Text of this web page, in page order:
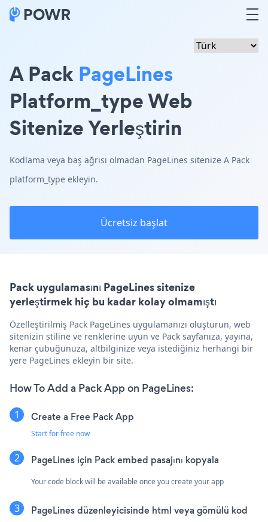
A Pack PageLines
Platform_type Web
Sitenize Yerleştirin
Kodlama veya baş ağrısı olmadan PageLines sitenize A Pack
platform_type ekleyin.
Ücretsiz başlat
Pack uygulamasını PageLines sitenize
yerleştirmek hiç bu kadar kolay olmamıştı
Özelleştirilmiş Pack PageLines uygulamanızı oluşturun, web
sitenizin stiline ve renklerine uyun ve Pack sayfanıza, yayına,
kenar çubuğunuza, altbilginize veya istediğiniz herhangi bir
yere PageLines ekleyin bir site.
How To Add a Pack App on PageLines:
Create a Free Pack App
Start for free now
PageLines için Pack embed pasajını kopyala
Your code block will be available once you create your app
PageLines düzenleyicisinde html veya gömülü kod